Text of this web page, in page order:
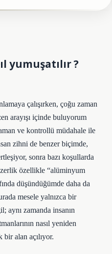
yumuşatılır ?
çalışırken, çoğu zaman
arayışı içinde buluyorum
ve kontrollü müdahale ile
zihni de benzer biçimde,
sonra bazı koşullarda
özellikle “alüminyum
düşündüğümde daha da
mesele yalnızca bir
aynı zamanda insanın
nasıl yeniden
alan açılıyor.